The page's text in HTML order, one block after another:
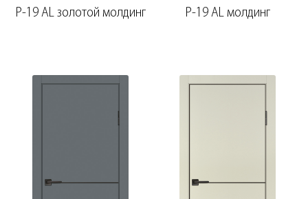
P-19 AL золотой молдинг P-19 AL молдинг